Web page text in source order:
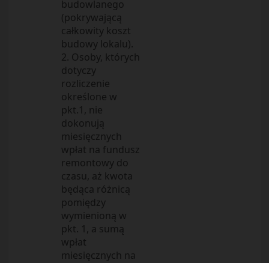
budowlanego
(pokrywającą
całkowity koszt
budowy lokalu).
2. Osoby, których
dotyczy
rozliczenie
określone w
pkt.1, nie
dokonują
miesięcznych
wpłat na fundusz
remontowy do
czasu, aż kwota
będąca różnicą
pomiędzy
wymienioną w
pkt. 1, a sumą
wpłat
miesięcznych na